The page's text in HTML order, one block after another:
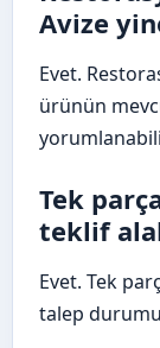
Avize
Evet.
ürünün
Tek
teklif
Evet. Tek
talep